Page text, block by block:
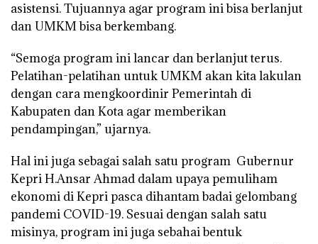
asistensi. Tujuannya agar program ini bisa berlanjut
dan UMKM bisa berkembang.
“Semoga program ini lancar dan berlanjut terus.
Pelatihan-pelatihan untuk UMKM akan kita lakulan
dengan cara mengkoordinir Pemerintah di
Kabupaten dan Kota agar memberikan
pendampingan,” ujarnya.
Hal ini juga sebagai salah satu program Gubernur
Kepri H.Ansar Ahmad dalam upaya pemuliham
ekonomi di Kepri pasca dihantam badai gelombang
pandemi COVID-19. Sesuai dengan salah satu
misinya, program ini juga sebahai bentuk